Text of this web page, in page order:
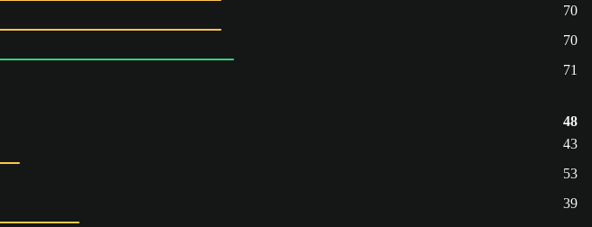
70
70
71
48
43
53
39